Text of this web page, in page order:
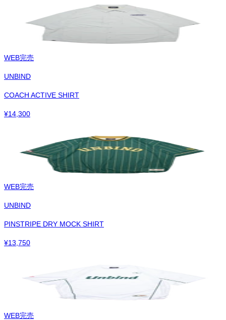
WEB完売
UNBIND
COACH ACTIVE SHIRT
¥14,300
WEB完売
UNBIND
PINSTRIPE DRY MOCK SHIRT
¥13,750
WEB完売